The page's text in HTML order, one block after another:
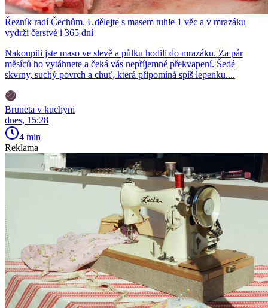
Řezník radí Čechům. Udělejte s masem tuhle 1 věc a v mrazáku
vydrží čerstvé i 365 dní
Nakoupili jste maso ve slevě a půlku hodili do mrazáku. Za pár
měsíců ho vytáhnete a čeká vás nepříjemné překvapení. Šedé
skvrny, suchý povrch a chuť, která připomíná spíš lepenku....
Bruneta v kuchyni
dnes, 15:28
4 min
Reklama